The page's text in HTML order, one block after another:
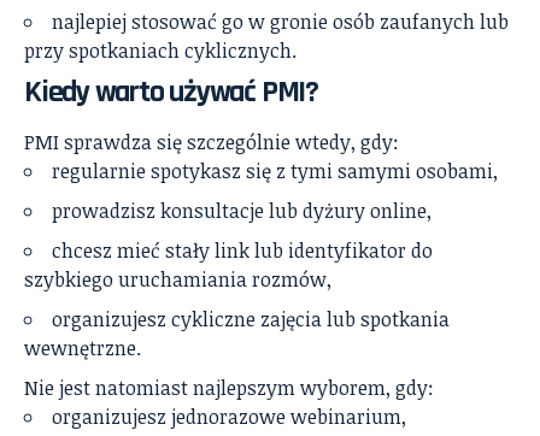
najlepiej stosować go w gronie osób zaufanych lub
przy spotkaniach cyklicznych.
Kiedy warto używać PMI?
PMI sprawdza się szczególnie wtedy, gdy:
regularnie spotykasz się z tymi samymi osobami,
prowadzisz konsultacje lub dyżury online,
chcesz mieć stały link lub identyfikator do
szybkiego uruchamiania rozmów,
organizujesz cykliczne zajęcia lub spotkania
wewnętrzne.
Nie jest natomiast najlepszym wyborem, gdy:
organizujesz jednorazowe webinarium,